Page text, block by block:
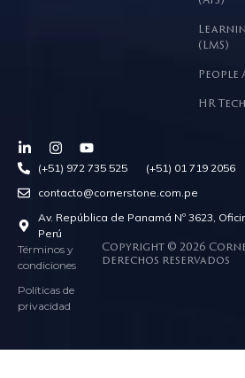
(LMS)
People
HR
(+51) 972 735 525 (+51) 01 719 2056
contacto@cornerstone.com.pe
Av. República de Panamá Nº 3623,
Perú
Términos y
condiciones
Políticas de
privacidad
Copyright © 2026
derechos reservados